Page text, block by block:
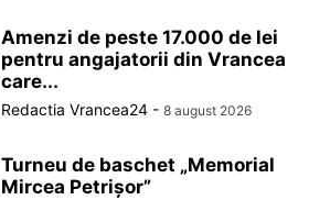
Amenzi de peste 17.000 de lei
pentru angajatorii din Vrancea
care...
Redactia Vrancea24 - 8 august 2026
Turneu de baschet „Memorial
Mircea Petrișor”